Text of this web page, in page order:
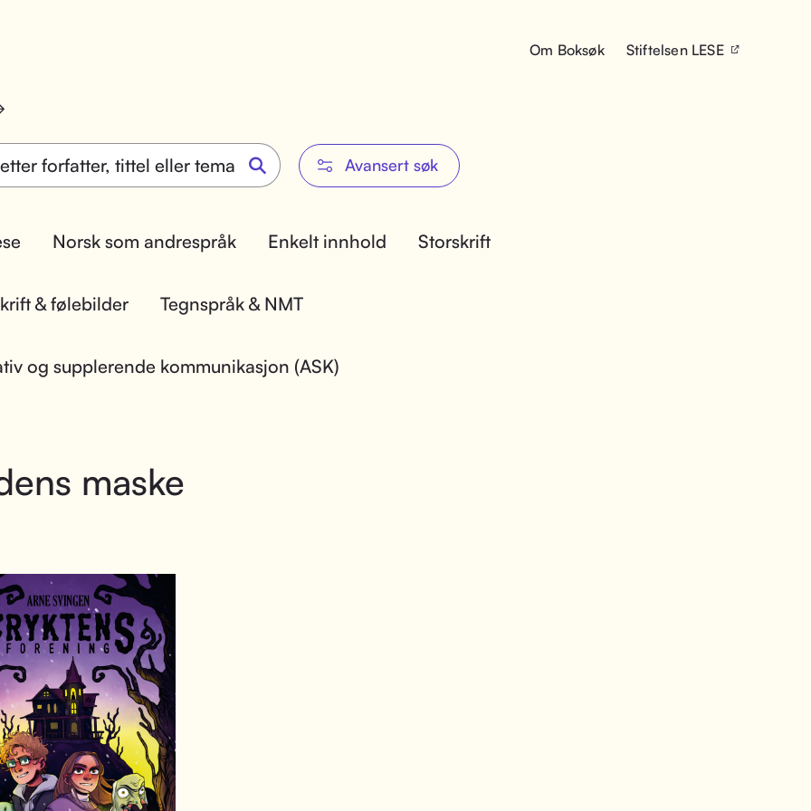
Om Boksøk Stiftelsen LESE
Avansert søk
Norsk som andrespråk Enkelt innhold Storskrift
& følebilder Tegnspråk & NMT
og supplerende kommunikasjon (ASK)
maske